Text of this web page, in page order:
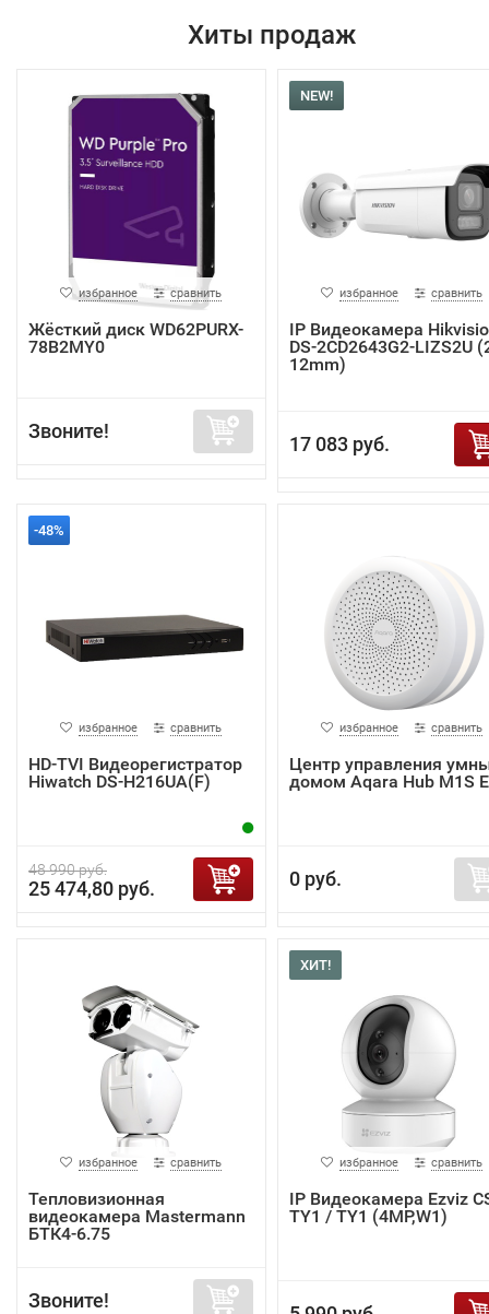
Хиты продаж
избранное сравнить
Жёсткий диск WD62PURX-
78B2MY0
Звоните!
NEW!
избранное сравнить
IP Видеокамера
DS-2CD2643G2-LIZS2U
12mm)
17 083 руб.
-48%
избранное сравнить
HD-TVI Видеорегистратор
Hiwatch DS-H216UA(F)
48 990 руб.
25 474,80 руб.
избранное сравнить
Центр управления
домом Aqara Hub M1S
0 руб.
избранное сравнить
Тепловизионная
видеокамера Mastermann
БТК4-6.75
Звоните!
ХИТ!
избранное сравнить
IP Видеокамера Ezviz
TY1 / TY1 (4MP,W1)